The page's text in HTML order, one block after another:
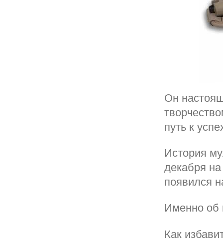
Он
путь к
История
декабря
появился
Именно об
Как